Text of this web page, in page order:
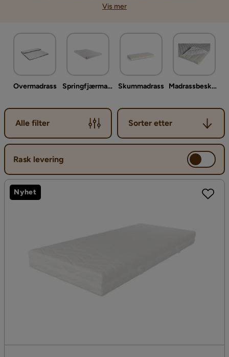
skumgummimadrass ingen bevegelige deler, noe som gjør den
regulerbar seng som krever et fleksibelt materiale.
Vis mer
Overmadrass Springfjærmadrass & rammemadrass Skummadrass Madrassbeskytter
Alle filter
Sorter etter
Sorter etter
Rask levering
Nyhet